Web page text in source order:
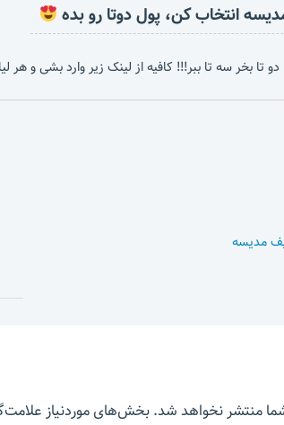
انتخاب کن، پول دوتا رو بده
تا بخر سه تا ببر!!! کافیه از لینک زیر وارد بشی و هر
مدیسه
منتشر نخواهد شد.بخش‌های موردنیاز